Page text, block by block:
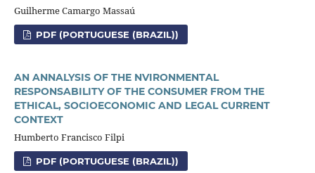
Guilherme Camargo Massaú
PDF (PORTUGUESE (BRAZIL))
AN ANNALYSIS OF THE NVIRONMENTAL
RESPONSABILITY OF THE CONSUMER FROM THE
ETHICAL, SOCIOECONOMIC AND LEGAL CURRENT
CONTEXT
Humberto Francisco Filpi
PDF (PORTUGUESE (BRAZIL))